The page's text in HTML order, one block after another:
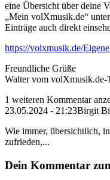
eine Übersicht über deine
„Mein volXmusik.de“
Einträge auch direkt
https://volxmusik.de/
Freundliche Grüße
Walter vom volXmusik.de-
1 weiteren Kommentar
23.05.2024 - 21:23Birgit
Wie immer, übersichtlich,
zufrieden,...
Dein Kommentar